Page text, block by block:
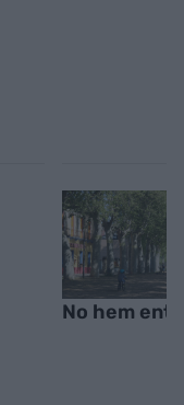
No hem